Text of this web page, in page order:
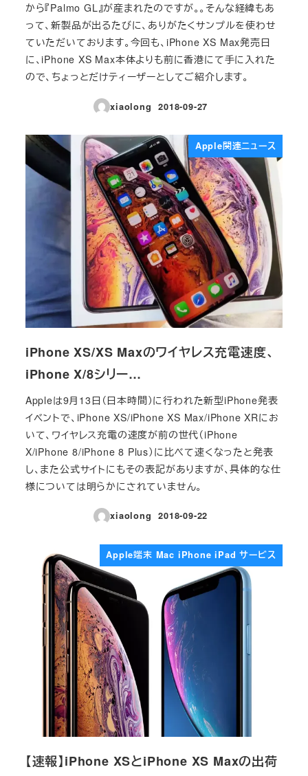
から『Palmo GL』が産まれたのですが。。そんな経緯もあ
って、新製品が出るたびに、ありがたくサンプルを使わせ
ていただいております。今回も、iPhone XS Max発売日
に、iPhone XS Max本体よりも前に香港にて手に入れた
ので、ちょっとだけティーザーとしてご紹介します。
xiaolong
投稿日
2018-09-27
Apple関連ニュース
iPhone XS/XS Maxのワイヤレス充電速度、
iPhone X/8シリー…
Appleは9月13日（日本時間）に行われた新型iPhone発表
イベントで、iPhone XS/iPhone XS Max/iPhone XRにお
いて、ワイヤレス充電の速度が前の世代（iPhone
X/iPhone 8/iPhone 8 Plus）に比べて速くなったと発表
し、また公式サイトにもその表記がありますが、具体的な仕
様については明らかにされていません。
xiaolong
投稿日
2018-09-22
Apple端末 Mac iPhone iPad サービス
【速報】iPhone XSとiPhone XS Maxの出荷